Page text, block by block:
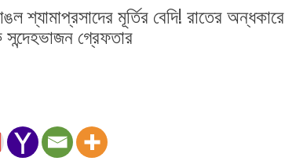
শ্যামাপ্রসাদের মূর্তির বেদি! রাতের অন্ধকারে
গ্রেফতার